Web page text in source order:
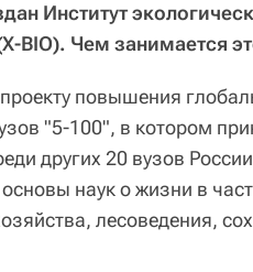
Институт
BIO). Чем занимается
повышения
"5-100", в котором
других 20 вузов
наук о жизни в
лесоведения,